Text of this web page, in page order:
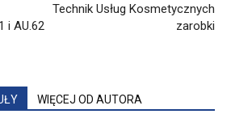
i AU.62
Technik Usług Kosmetycznych
zarobki
WIĘCEJ OD AUTORA